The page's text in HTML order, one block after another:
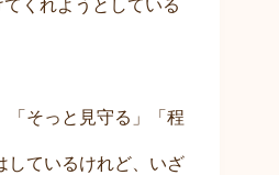
くれようとしている
「そっと見守る」「程
しているけれど、いざ